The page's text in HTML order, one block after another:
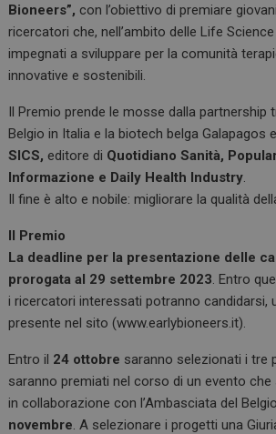
Bioneers”, con l’obiettivo di premiare
ricercatori che, nell’ambito delle Life
impegnati a sviluppare per la comunità
innovative e sostenibili.
Il Premio prende le mosse dalla partnership
Belgio in Italia e la biotech belga Galapagos
SICS, editore di Quotidiano Sanità,
Informazione e Daily Health Industry.
Il fine è alto e nobile: migliorare la qualità
Il Premio
La deadline per la presentazione delle
prorogata al 29 settembre 2023. Entro
i ricercatori interessati potranno candidarsi,
presente nel sito (www.earlybioneers.it).
Entro il 24 ottobre saranno selezionati i tre
saranno premiati nel corso di un evento che
in collaborazione con l’Ambasciata del
novembre. A selezionare i progetti una